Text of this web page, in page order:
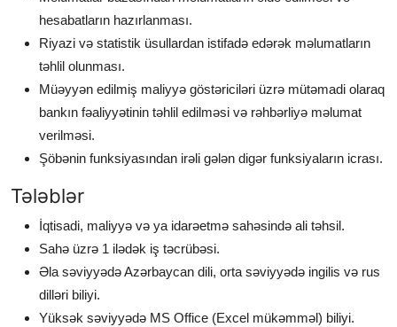
hesabatların hazırlanması.
Riyazi və statistik üsullardan istifadə edərək məlumatların
təhlil olunması.
Müəyyən edilmiş maliyyə göstəriciləri üzrə mütəmadi olaraq
bankın fəaliyyətinin təhlil edilməsi və rəhbərliyə məlumat
verilməsi.
Şöbənin funksiyasından irəli gələn digər funksiyaların icrası.
Tələblər
İqtisadi, maliyyə və ya idarəetmə sahəsində ali təhsil.
Sahə üzrə 1 ilədək iş təcrübəsi.
Əla səviyyədə Azərbaycan dili, orta səviyyədə ingilis və rus
dilləri biliyi.
Yüksək səviyyədə MS Office (Excel mükəmməl) biliyi.